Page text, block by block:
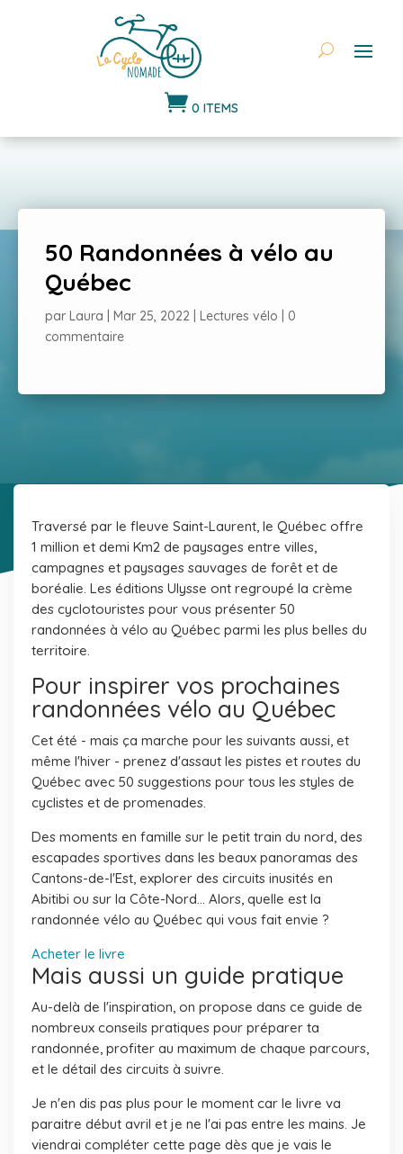
 0 ITEMS
50 Randonnées à vélo au
Québec
par Laura Mar 25, 2022 Lectures vélo
0
commentaire
Traversé par le fleuve Saint-Laurent, le Québec offre
1 million et demi Km2 de paysages entre villes,
campagnes et paysages sauvages de forêt et de
boréalie. Les éditions Ulysse ont regroupé la crème
des cyclotouristes pour vous présenter 50
randonnées à vélo au Québec parmi les plus belles du
territoire.
Pour inspirer vos prochaines
randonnées vélo au Québec
Cet été - mais ça marche pour les suivants aussi, et
même l'hiver - prenez d'assaut les pistes et routes du
Québec avec 50 suggestions pour tous les styles de
cyclistes et de promenades.
Des moments en famille sur le petit train du nord, des
escapades sportives dans les beaux panoramas des
Cantons-de-l'Est, explorer des circuits inusités en
Abitibi ou sur la Côte-Nord... Alors, quelle est la
randonnée vélo au Québec qui vous fait envie ?
Acheter le livre
Mais aussi un guide pratique
Au-delà de l'inspiration, on propose dans ce guide de
nombreux conseils pratiques pour préparer ta
randonnée, profiter au maximum de chaque parcours,
et le détail des circuits à suivre.
Je n'en dis pas plus pour le moment car le livre va
paraitre début avril et je ne l'ai pas entre les mains. Je
viendrai compléter cette page dès que je vais le